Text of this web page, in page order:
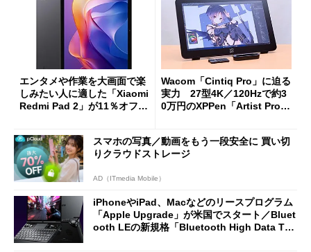
エンタメや作業を大画面で楽
しみたい人に適した「Xiaomi
Redmi Pad 2」が11％オフの
Wacom「Cintiq Pro」に迫る
実力 27型4K／120Hzで約3
0万円のXPPen「Artist Pro 2
スマホの写真／動画をもう一段安全に 買い切
りクラウドストレージ
AD（ITmedia Mobile）
iPhoneやiPad、Macなどのリースプログラム
「Apple Upgrade」が米国でスタート／Bluet
ooth LEの新規格「Bluetooth High Data Thr